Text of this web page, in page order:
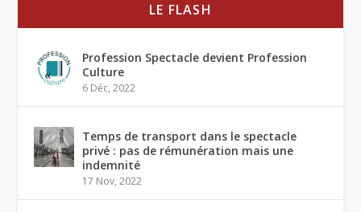
LE FLASH
Profession Spectacle devient Profession
Culture
6 Déc, 2022
Temps de transport dans le spectacle
privé : pas de rémunération mais une
indemnité
17 Nov, 2022